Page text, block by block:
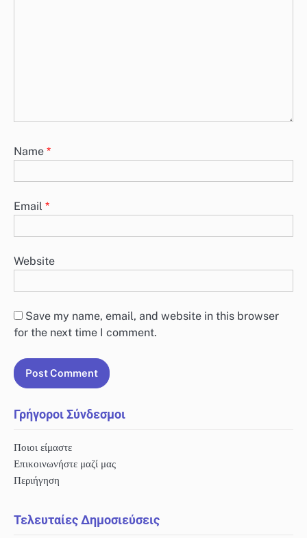
Name *
Email *
Website
Save my name, email, and website in this browser
for the next time I comment.
Γρήγοροι Σύνδεσμοι
Ποιοι είμαστε
Επικοινωνήστε μαζί μας
Περιήγηση
Τελευταίες Δημοσιεύσεις